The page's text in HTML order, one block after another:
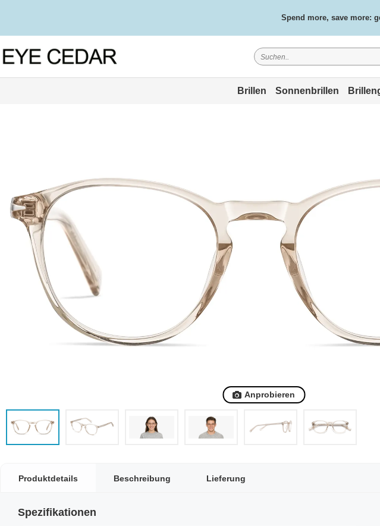
Spend more, save more:
Free standard
Brillen Sonnenbrillen
Anprobieren
Produktdetails Beschreibung Lieferung
Spezifikationen